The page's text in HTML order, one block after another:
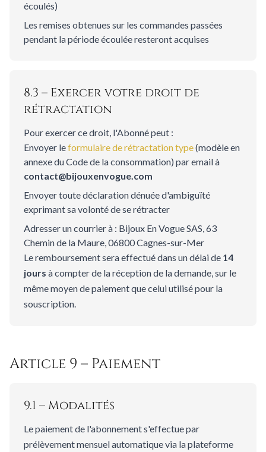
écoulés)
Les remises obtenues sur les commandes passées
pendant la période écoulée resteront acquises
8.3 – Exercer votre droit de
rétractation
Pour exercer ce droit, l'Abonné peut :
Envoyer leformulaire de rétractation type(modèle en
annexe du Code de la consommation) par email à
contact@bijouxenvogue.com
Envoyer toute déclaration dénuée d'ambiguïté
exprimant sa volonté de se rétracter
Adresser un courrier à : Bijoux En Vogue SAS, 63
Chemin de la Maure, 06800 Cagnes-sur-Mer
Le remboursement sera effectué dans un délai de 14
jours à compter de la réception de la demande, sur le
même moyen de paiement que celui utilisé pour la
souscription.
Article 9 – Paiement
9.1 – Modalités
Le paiement de l'abonnement s'effectue par
prélèvement mensuel automatique via la plateforme